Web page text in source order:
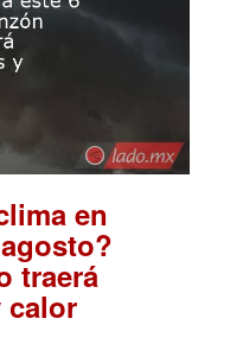
en
traerá
calor